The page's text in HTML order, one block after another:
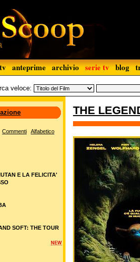
anteprime archivio serie tv blog
veloce:
THE
Commenti Alfabetico
E LA FELICITA'
SOFT: THE TOUR
NEW